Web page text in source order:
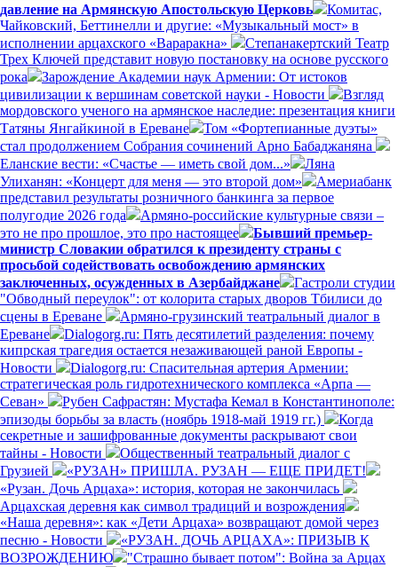
давление на Армянскую Апостольскую Церковь
Комитас,
Чайковский, Беттинелли и другие: «Музыкальный мост» в
исполнении арцахского «Вараракна»
Степанакертский Театр
Трех Ключей представит новую постановку на основе русского
рока
Зарождение Академии наук Армении: От истоков
цивилизации к вершинам советской науки - Новости
Взгляд
мордовского ученого на армянское наследие: презентация книги
Татяны Янгайкиной в Ереване
Том «Фортепианные дуэты»
стал продолжением Собрания сочинений Арно Бабаджаняна
Еланские вести: «Счастье — иметь свой дом...»
Ляна
Улиханян: «Концерт для меня — это второй дом»
Америабанк
представил результаты розничного банкинга за первое
полугодие 2026 года
Армяно-российские культурные связи –
это не про прошлое, это про настоящее
Бывший премьер-
министр Словакии обратился к президенту страны с
просьбой содействовать освобождению армянских
заключенных, осужденных в Азербайджане
Гастроли студии
"Обводный переулок": от колорита старых дворов Тбилиси до
сцены в Ереване
Армяно-грузинский театральный диалог в
Ереване
Dialogorg.ru: Пять десятилетий разделения: почему
кипрская трагедия остается незаживающей раной Европы -
Новости
Dialogorg.ru: Спасительная артерия Армении:
стратегическая роль гидротехнического комплекса «Арпа —
Севан»
Рубен Сафрастян: Мустафа Кемал в Константинополе:
эпизоды борьбы за власть (ноябрь 1918-май 1919 гг.)
Когда
секретные и зашифрованные документы раскрывают свои
тайны - Новости
Общественный театральный диалог с
Грузией
«РУЗАН» ПРИШЛА. РУЗАН — ЕЩЕ ПРИДЕТ!
«Рузан. Дочь Арцаха»: история, которая не закончилась
Арцахская деревня как символ традиций и возрождения
«Наша деревня»: как «Дети Арцаха» возвращают домой через
песню - Новости
«РУЗАН. ДОЧЬ АРЦАХА»: ПРИЗЫВ К
ВОЗРОЖДЕНИЮ
"Страшно бывает потом": Война за Арцах